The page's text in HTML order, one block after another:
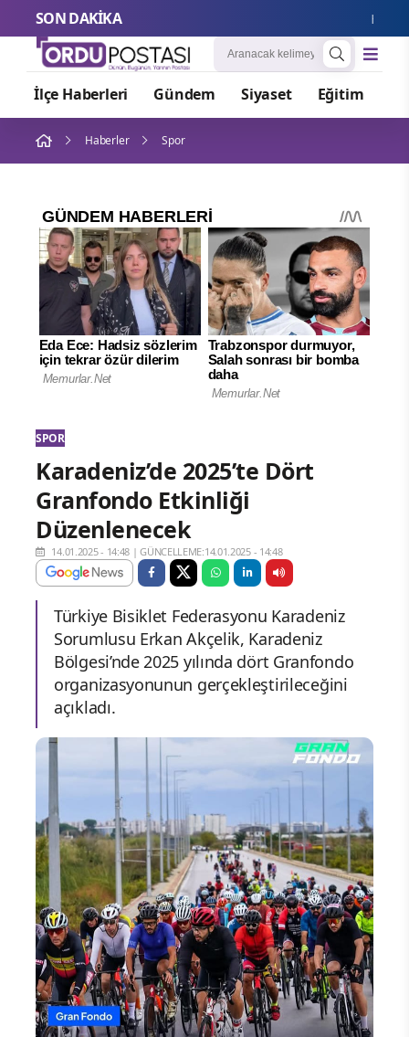
SON DAKİKA HUB
İlçe Haberleri Gündem Siyaset Eğitim
Haberler Spor
SPOR
Karadeniz’de 2025’te Dört
Granfondo Etkinliği
Düzenlenecek
14.01.2025 - 14:48 |GÜNCELLEME:14.01.2025 - 14:48
Türkiye Bisiklet Federasyonu Karadeniz
Sorumlusu Erkan Akçelik, Karadeniz
Bölgesi’nde 2025 yılında dört Granfondo
organizasyonunun gerçekleştirileceğini
açıkladı.